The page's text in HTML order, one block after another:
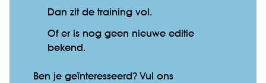
Dan zit de training vol.
Of er is nog geen nieuwe editie
bekend.
Ben je geïnteresseerd? Vul ons